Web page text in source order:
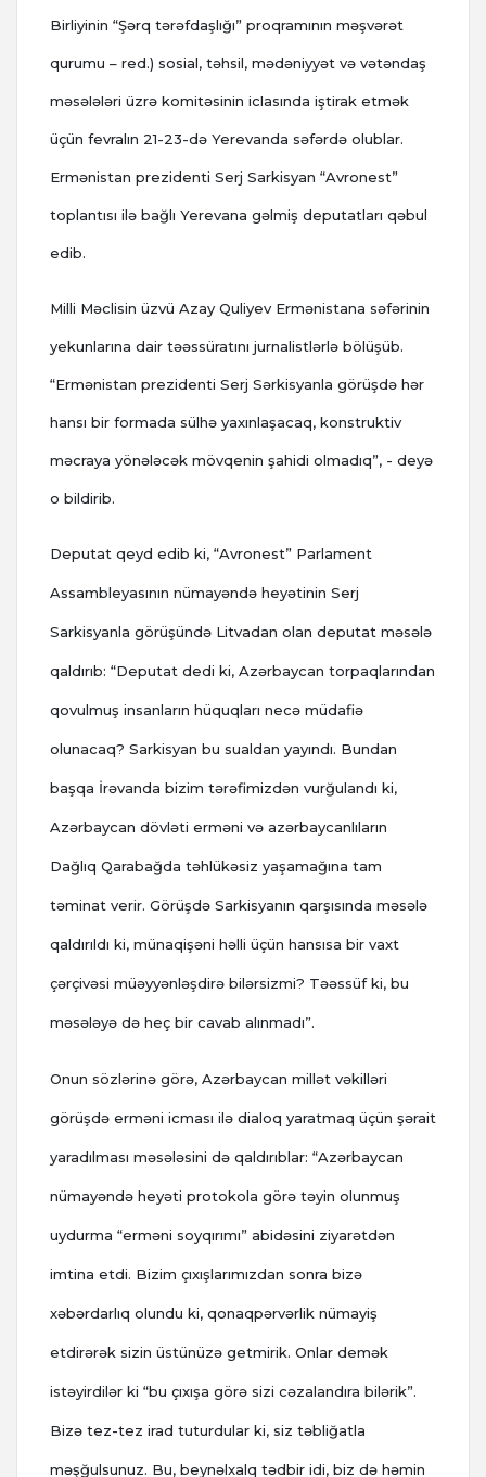
Birliyinin “Şərq tərəfdaşlığı” proqramının məşvərət
qurumu – red.) sosial, təhsil, mədəniyyət və vətəndaş
məsələləri üzrə komitəsinin iclasında iştirak etmək
üçün fevralın 21-23-də Yerevanda səfərdə olublar.
Ermənistan prezidenti Serj Sarkisyan “Avronest”
toplantısı ilə bağlı Yerevana gəlmiş deputatları qəbul
edib.
Milli Məclisin üzvü Azay Quliyev Ermənistana səfərinin
yekunlarına dair təəssüratını jurnalistlərlə bölüşüb.
“Ermənistan prezidenti Serj Sərkisyanla görüşdə hər
hansı bir formada sülhə yaxınlaşacaq, konstruktiv
məcraya yönələcək mövqenin şahidi olmadıq”, - deyə
o bildirib.
Deputat qeyd edib ki, “Avronest” Parlament
Assambleyasının nümayəndə heyətinin Serj
Sarkisyanla görüşündə Litvadan olan deputat məsələ
qaldırıb: “Deputat dedi ki, Azərbaycan torpaqlarından
qovulmuş insanların hüquqları necə müdafiə
olunacaq? Sarkisyan bu sualdan yayındı. Bundan
başqa İrəvanda bizim tərəfimizdən vurğulandı ki,
Azərbaycan dövləti erməni və azərbaycanlıların
Dağlıq Qarabağda təhlükəsiz yaşamağına tam
təminat verir. Görüşdə Sarkisyanın qarşısında məsələ
qaldırıldı ki, münaqişəni həlli üçün hansısa bir vaxt
çərçivəsi müəyyənləşdirə bilərsizmi? Təəssüf ki, bu
məsələyə də heç bir cavab alınmadı”.
Onun sözlərinə görə, Azərbaycan millət vəkilləri
görüşdə erməni icması ilə dialoq yaratmaq üçün şərait
yaradılması məsələsini də qaldırıblar: “Azərbaycan
nümayəndə heyəti protokola görə təyin olunmuş
uydurma “erməni soyqırımı” abidəsini ziyarətdən
imtina etdi. Bizim çıxışlarımızdan sonra bizə
xəbərdarlıq olundu ki, qonaqpərvərlik nümayiş
etdirərək sizin üstünüzə getmirik. Onlar demək
istəyirdilər ki “bu çıxışa görə sizi cəzalandıra bilərik”.
Bizə tez-tez irad tuturdular ki, siz təbliğatla
məşğulsunuz. Bu, beynəlxalq tədbir idi, biz də həmin